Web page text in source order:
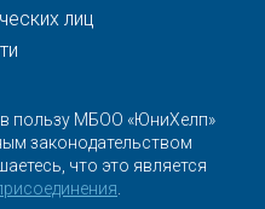
лиц
в пользу МБОО «ЮниХелп»
законодательством
что это является